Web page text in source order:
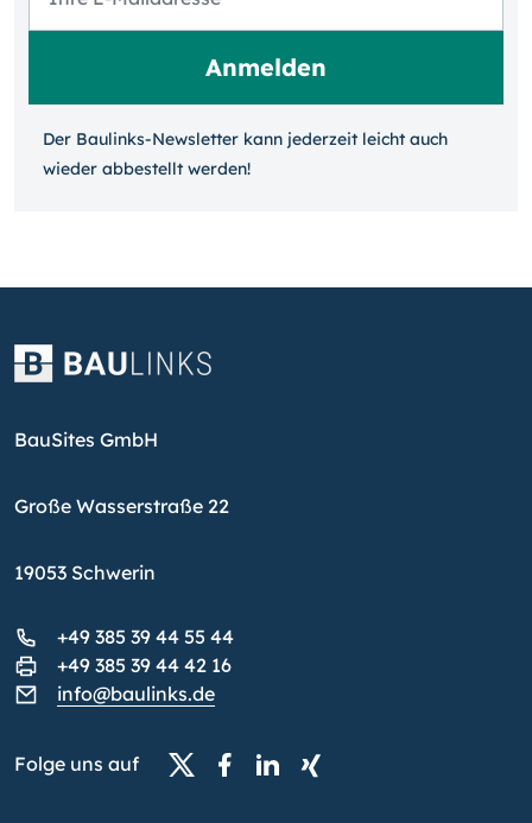
Der Baulinks-Newsletter kann jeder­zeit leicht auch
wieder ab­bestellt werden!
BauSites GmbH
Große Wasserstraße 22
19053 Schwerin
+49 385 39 44 55 44
+49 385 39 44 42 16
info@baulinks.de
Folge uns auf